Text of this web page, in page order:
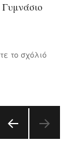
Γυμνάσιο
το σχόλιό